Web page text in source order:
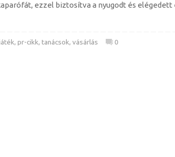
ezzel biztosítva a nyugodt és elégedett
,pr-cikk,tanácsok,vásárlás 0